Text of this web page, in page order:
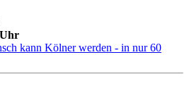
kann Kölner werden - in nur 60